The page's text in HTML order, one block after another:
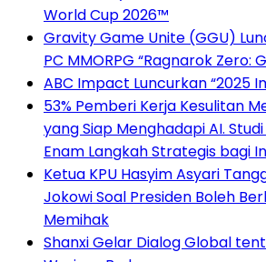
World Cup 2026™
Gravity Game Unite (GGU)
PC MMORPG “Ragnarok Zero:
ABC Impact Luncurkan “2025
53% Pemberi Kerja Kesulitan
yang Siap Menghadapi AI.
Enam Langkah Strategis bagi
Ketua KPU Hasyim Asyari
Jokowi Soal Presiden Boleh
Memihak
Shanxi Gelar Dialog Global